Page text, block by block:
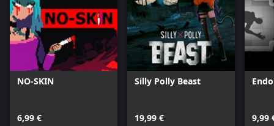
NO-SKIN
6,99 €
Silly Polly Beast
19,99 € 9,99